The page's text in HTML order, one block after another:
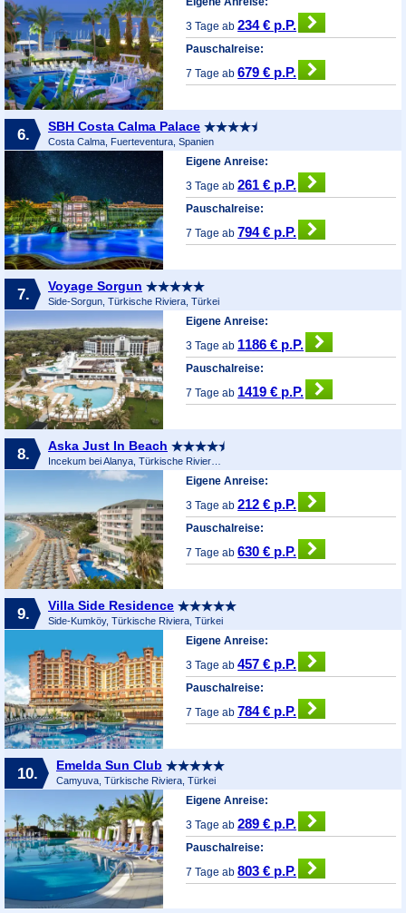
3 Tage ab234 € p.P.
Pauschalreise:
7 Tage ab679 € p.P.
6. SBH Costa Calma Palace
Costa Calma, Fuerteventura, Spanien
Eigene Anreise:
3 Tage ab261 € p.P.
Pauschalreise:
7 Tage ab 794 € p.P.
7. Voyage Sorgun
Side-Sorgun, Türkische Riviera, Türkei
Eigene Anreise:
3 Tage ab 1186 € p.P.
Pauschalreise:
7 Tage ab 1419 € p.P.
8. Aska Just In Beach
Incekum bei Alanya, Türkische Riviera, Türkei
Eigene Anreise:
3 Tage ab212 € p.P.
Pauschalreise:
7 Tage ab630 € p.P.
9. Villa Side Residence
Side-Kumköy, Türkische Riviera, Türkei
Eigene Anreise:
3 Tage ab457 € p.P.
Pauschalreise:
7 Tage ab784 € p.P.
10. Emelda Sun Club
Camyuva, Türkische Riviera, Türkei
Eigene Anreise:
3 Tage ab289 € p.P.
Pauschalreise:
7 Tage ab803 € p.P.